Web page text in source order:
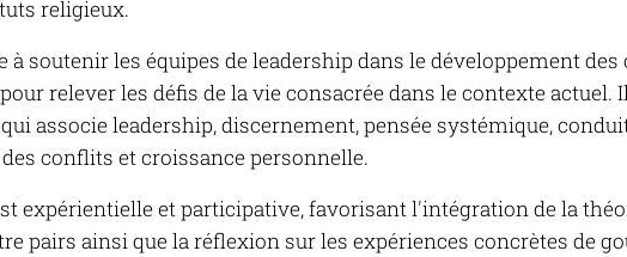
religieux.
à soutenir les équipes de leadership dans le développement des
relever les défis de la vie consacrée dans le contexte actuel.
associe leadership, discernement, pensée systémique,
conflits et croissance personnelle.
expérientielle et participative, favorisant l'intégration de la
pairs ainsi que la réflexion sur les expériences concrètes de